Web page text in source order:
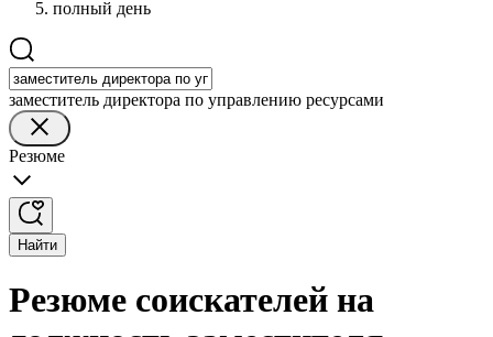
полный день
заместитель директора по управлению ресурсами
Резюме
Найти
Резюме соискателей на